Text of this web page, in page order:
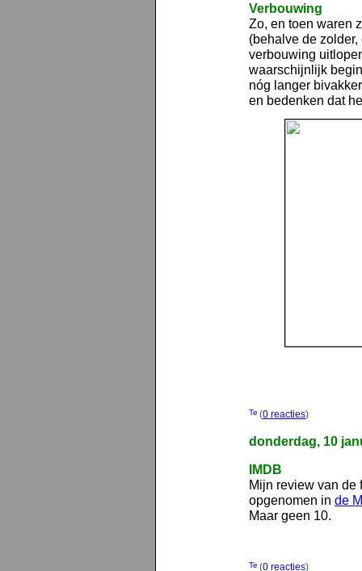
Verbouwing
Zo, en toen waren
(behalve de
verbouwing
waarschijnlijk
nóg langer
en bedenken dat
(0 reacties)
donderdag, 10
IMDB
Mijn review van de
opgenomen in de
Maar geen 10.
(0 reacties)